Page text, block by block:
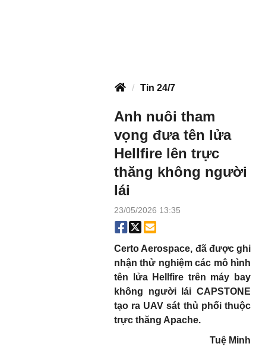
Tin 24/7
Anh nuôi tham
vọng đưa tên lửa
Hellfire lên trực
thăng không người
lái
23/05/2026 13:35
Certo Aerospace, đã được ghi
nhận thử nghiệm các mô hình
tên lửa Hellfire trên máy bay
không người lái CAPSTONE
tạo ra UAV sát thủ phối thuộc
trực thăng Apache.
Tuệ Minh